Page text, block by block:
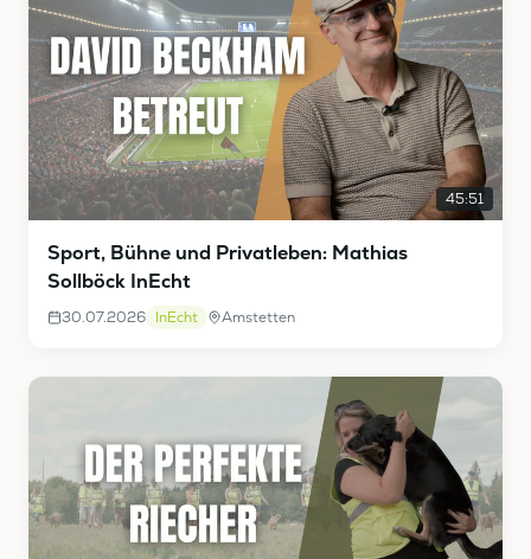
45:51
Sport, Bühne und Privatleben: Mathias
Sollböck InEcht
30.07.2026 InEcht Amstetten